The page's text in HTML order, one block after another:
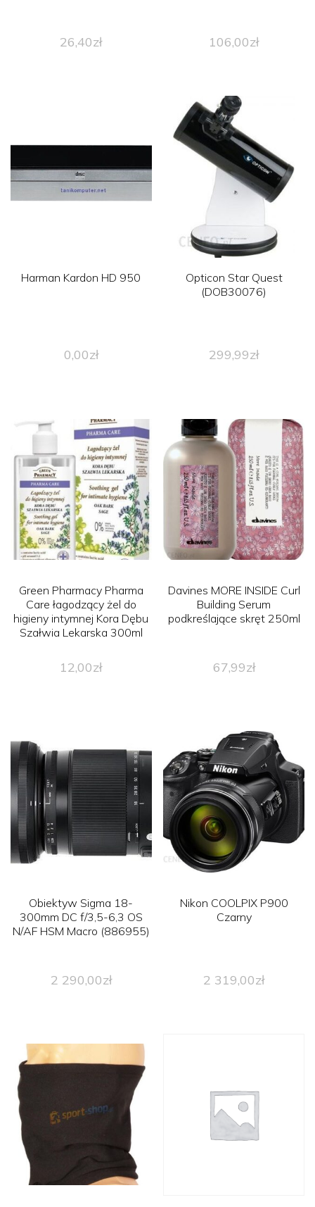
26,40zł 106,00zł
Harman Kardon HD 950
0,00zł
Opticon Star Quest
(DOB30076)
299,99zł
Green Pharmacy Pharma
Care łagodzący żel do
higieny intymnej Kora Dębu
Szałwia Lekarska 300ml
12,00zł
Davines MORE INSIDE Curl
Building Serum
podkreślające skręt 250ml
67,99zł
Obiektyw Sigma 18-
300mm DC f/3,5-6,3 OS
N/AF HSM Macro (886955)
2 290,00zł
Nikon COOLPIX P900
Czarny
2 319,00zł